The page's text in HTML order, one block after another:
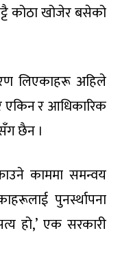
कोठा खोजेर बसेको
लिएकाहरू अहिले
एकिन र आधिकारिक
छैन ।
काममा समन्वय
पुनर्स्थापना
हो,’ एक सरकारी